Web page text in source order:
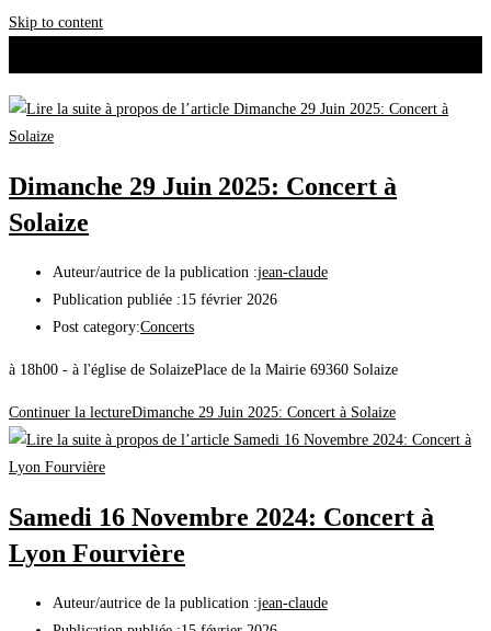
Skip to content
Dimanche 29 Juin 2025: Concert à
Solaize
Auteur/autrice de la publication :jean-claude
Publication publiée :15 février 2026
Post category:Concerts
à 18h00 - à l'église de SolaizePlace de la Mairie 69360 Solaize
Continuer la lectureDimanche 29 Juin 2025: Concert à Solaize
Samedi 16 Novembre 2024: Concert à
Lyon Fourvière
Auteur/autrice de la publication :jean-claude